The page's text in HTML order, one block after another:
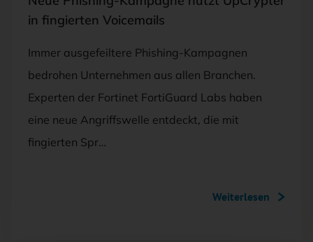
in fingierten Voicemails
Immer ausgefeiltere Phishing-Kampagnen
bedrohen Unternehmen aus allen Branchen.
Experten der Fortinet FortiGuard Labs haben
eine neue Angriffswelle entdeckt, die mit
fingierten Spr…
Weiterlesen